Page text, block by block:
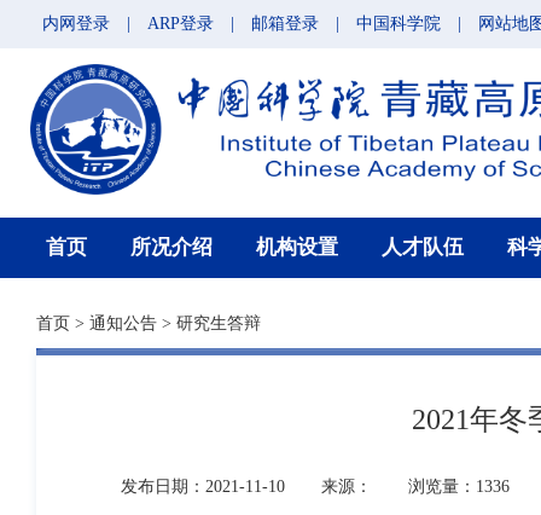
内网登录 ARP登录 邮箱登录 中国科学院 网站地
首页 所况介绍 机构设置 人才队伍 科
首页 > 通知公告 > 研究生答辩
2021年
发布日期：2021-11-10 来源： 浏览量：1336